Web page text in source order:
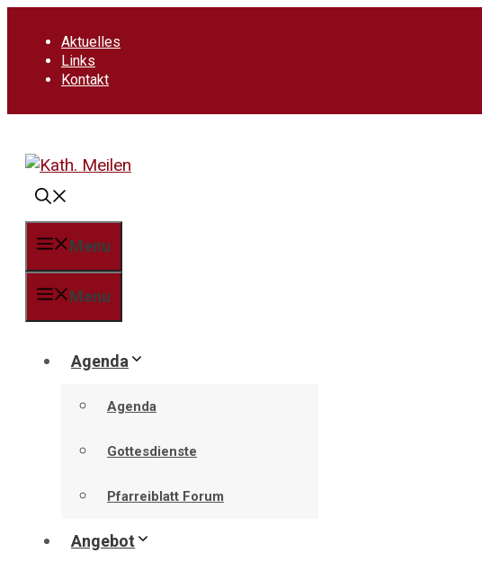
Inhalt
Aktuelles
Links
Kontakt
Menu
Menu
Agenda
Agenda
Gottesdienste
Pfarreiblatt Forum
Angebot